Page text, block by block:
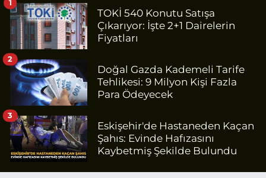
TOKİ 540 Konutu Satışa
Çıkarıyor: İşte 2+1 Dairelerin
Fiyatları
1
Doğal Gazda Kademeli Tarife
Tehlikesi: 9 Milyon Kişi Fazla
Para Ödeyecek
2
Eskişehir'de Hastaneden Kaçan
Şahıs: Evinde Hafızasını
Kaybetmiş Şekilde Bulundu
3